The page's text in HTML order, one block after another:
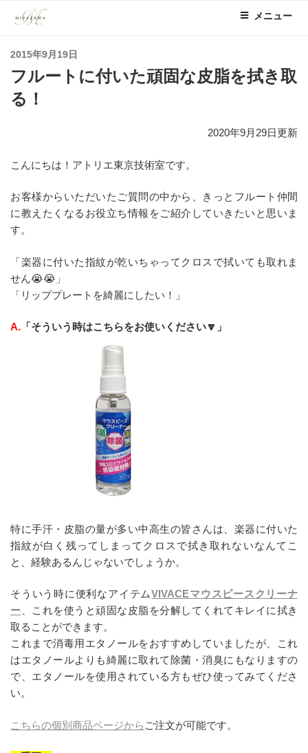
メニュー
投
稿
日:
2015年9月19日
フルートに付いた頑固な皮脂を拭き取
る！
2020年9月29日更新
こんにちは！アトリエ東京技術室です。
お客様からいただいたご質問の中から、きっとフルート仲間
に教えたくなるお役立ち情報をご紹介していきたいと思いま
す。
「楽器に付いた指紋が乾いちゃってクロスで拭いても取れま
せん😭😭」
「リッププレートを綺麗にしたい！」
A. 「そういう時はこちらをお使いください🔽」
特に手汗・皮脂の量が多い中高生の皆さんは、楽器に付いた
指紋が白く残ってしまってクロスで拭き取れないなんてこ
と、経験あるんじゃないでしょうか。
そういう時に便利なアイテムVIVACEマウスピースクリーナ
ー 、これを使うと頑固な皮脂を分解してくれてキレイに拭き
取ることができます。
これまで消毒用エタノールをおすすめしていましたが、これ
はエタノールよりも綺麗に取れて除菌・消臭にもなりますの
で、エタノールを使用されている方もぜひ使ってみてくださ
い。
こちらの個別商品ページから ご注文が可能です。